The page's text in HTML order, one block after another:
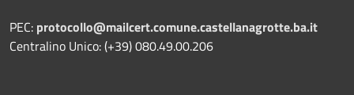
PEC: protocollo@mailcert.comune.castellanagrotte.ba.it
Centralino Unico: (+39) 080.49.00.206